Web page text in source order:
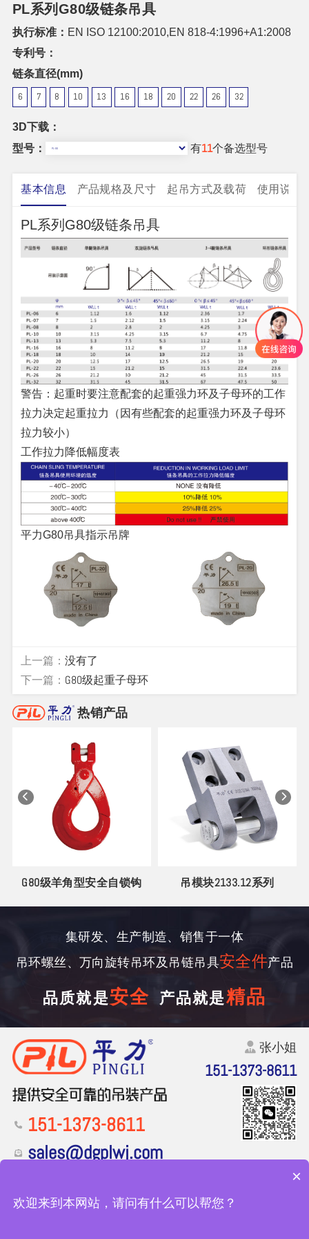
PL系列G80级链条吊具
执行标准： EN ISO 12100:2010,EN 818-4:1996+A1:2008
专利号：
链条直径(mm)
6 7 8 10 13 16 18 20 22 26 32
3D下载：
型号： 有11个备选型号
基本信息 产品规格及尺寸 起吊方式及载荷 使用说明
PL系列G80级链条吊具
警告：起重时要注意配套的起重强力环及子母环的工作
拉力决定起重拉力（因有些配套的起重强力环及子母环
拉力较小）
工作拉力降低幅度表
平力G80吊具指示吊牌
上一篇：没有了
下一篇： G80级起重子母环
热销产品
G80级羊角型安全自锁钩 吊模块2133.12系列
集研发、生产制造、销售于一体
吊环螺丝、万向旋转吊环及吊链吊具安全件产品
品质就是安全 产品就是精品
151-1373-8611
sales@dgplwj.com
张小姐
151-1373-8611
×
欢迎来到本网站，请问有什么可以帮您？